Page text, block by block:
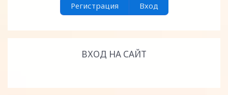
Регистрация Вход
ВХОД НА САЙТ